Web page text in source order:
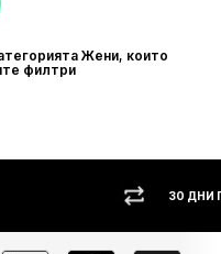
Жени, които
филтри